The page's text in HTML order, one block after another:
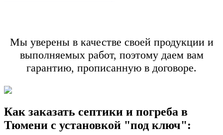
Мы уверены в качестве своей продукции и
выполняемых работ, поэтому даем вам
гарантию, прописанную в договоре.
Как заказать септики и погреба в
Тюмени с установкой "под ключ":